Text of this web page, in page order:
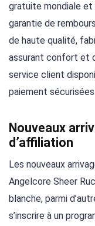
gratuite mondiale
garantie de
de haute qualité,
assurant confort et
service client
paiement
Nouveaux
d’affiliation
Les nouveaux
Angelcore Sheer
blanche, parmi
s’inscrire à un